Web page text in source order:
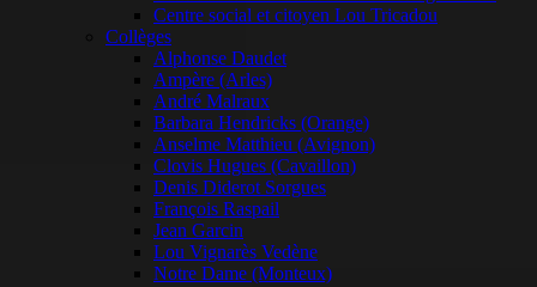
Centre social et citoyen Lou Tricadou
Collèges
Alphonse Daudet
Ampère (Arles)
André Malraux
Barbara Hendricks (Orange)
Anselme Matthieu (Avignon)
Clovis Hugues (Cavaillon)
Denis Diderot Sorgues
François Raspail
Jean Garcin
Lou Vignarès Vedène
Notre Dame (Monteux)